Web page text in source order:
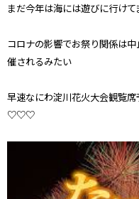
まだ今年は海には遊びに行け
コロナの影響でお祭り関係は
催されるみたい
早速なにわ淀川花火大会観覧
♡♡♡